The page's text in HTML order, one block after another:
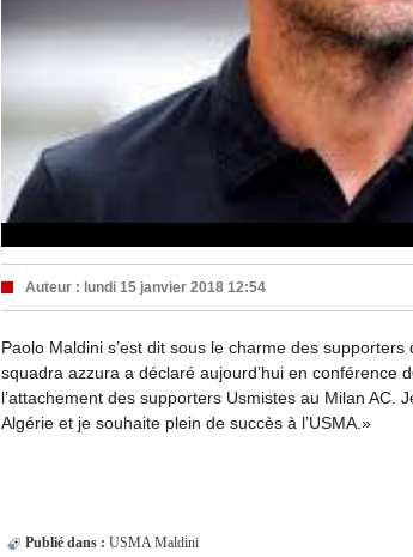
Auteur : lundi 15 janvier 2018 12:54
Paolo Maldini s’est dit sous le charme des supporters
squadra azzura a déclaré aujourd’hui en conférence
l’attachement des supporters Usmistes au Milan AC.
Algérie et je souhaite plein de succès à l’USMA.»
Publié dans : USMA Maldini